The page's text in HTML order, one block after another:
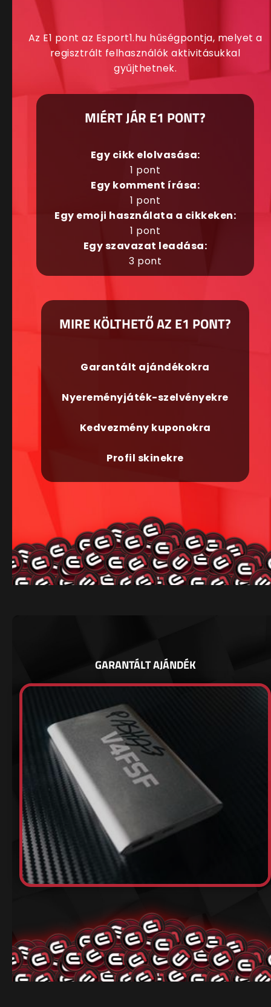
Az E1 pont az Esport1.hu hűségpontja, melyet a
regisztrált felhasználók aktivitásukkal
gyűjthetnek.
MIÉRT JÁR E1 PONT?
Egy cikk elolvasása:
1 pont
Egy komment írása:
1 pont
Egy emoji használata a cikkeken:
1 pont
Egy szavazat leadása:
3 pont
MIRE KÖLTHETŐ AZ E1 PONT?
Garantált ajándékokra
Nyereményjáték-szelvényekre
Kedvezmény kuponokra
Profil skinekre
GARANTÁLT AJÁNDÉK